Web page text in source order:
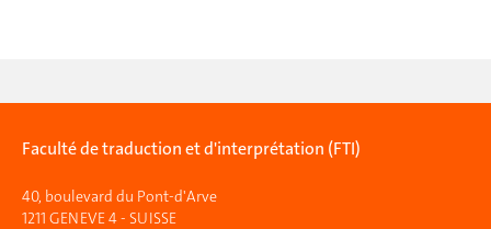
Faculté de traduction et d'interprétation (FTI)
40, boulevard du Pont-d'Arve
1211 GENEVE 4 - SUISSE